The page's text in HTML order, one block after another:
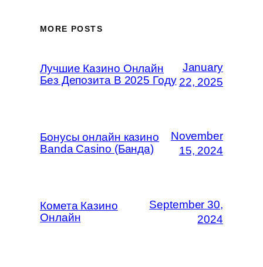
MORE POSTS
Лучшие Казино Онлайн
Без Депозита В 2025 Году
January
22, 2025
Бонусы онлайн казино
Banda Casino (Банда)
November
15, 2024
Комета Казино
Онлайн
September 30,
2024